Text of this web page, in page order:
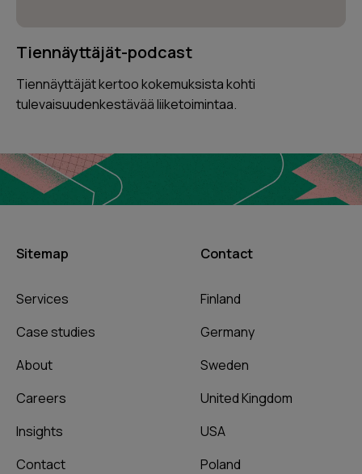
Tiennäyttäjät-podcast
Tiennäyttäjät kertoo kokemuksista kohti
tulevaisuudenkestävää liiketoimintaa.
Sitemap
Services
Case studies
About
Careers
Insights
Contact
Contact
Finland
Germany
Sweden
United Kingdom
USA
Poland